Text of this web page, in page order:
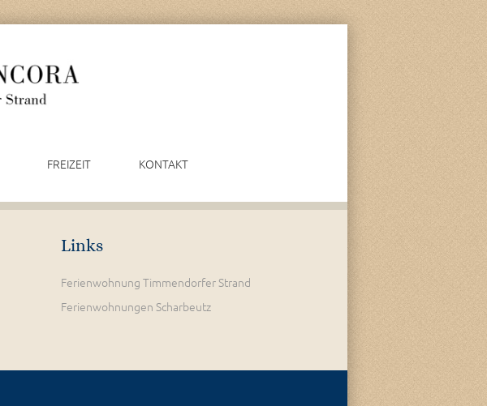
FREIZEIT KONTAKT
Links
Ferienwohnung Timmendorfer Strand
Ferienwohnungen Scharbeutz